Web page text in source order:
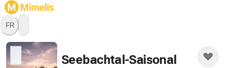
FR
ne propose par encore de
produits.
Seebachtal-Saisonal